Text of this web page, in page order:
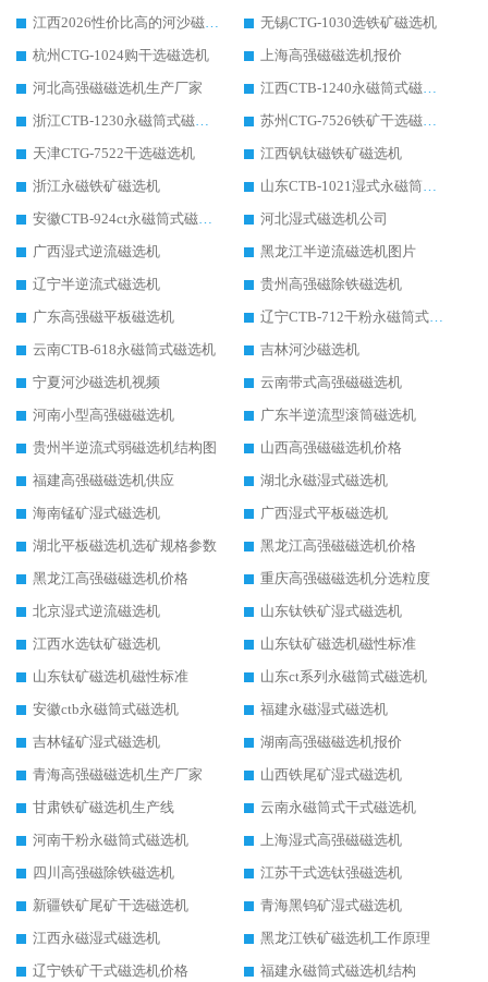
江西2026性价比高的河沙磁选机生产厂家工作原理(通俗 + 专业双版，适配产品文案/介绍使用)
无锡CTG-1030选铁矿磁选机
杭州CTG-1024购干选磁选机
上海高强磁磁选机报价
河北高强磁磁选机生产厂家
江西CTB-1240永磁筒式磁选机厂家
浙江CTB-1230永磁筒式磁选机生产厂家
苏州CTG-7526铁矿干选磁选机
天津CTG-7522干选磁选机
江西钒钛磁铁矿磁选机
浙江永磁铁矿磁选机
山东CTB-1021湿式永磁筒式磁选机
安徽CTB-924ct永磁筒式磁选机
河北湿式磁选机公司
广西湿式逆流磁选机
黑龙江半逆流磁选机图片
辽宁半逆流式磁选机
贵州高强磁除铁磁选机
广东高强磁平板磁选机
辽宁CTB-712干粉永磁筒式磁选机
云南CTB-618永磁筒式磁选机
吉林河沙磁选机
宁夏河沙磁选机视频
云南带式高强磁磁选机
河南小型高强磁磁选机
广东半逆流型滚筒磁选机
贵州半逆流式弱磁选机结构图
山西高强磁磁选机价格
福建高强磁磁选机供应
湖北永磁湿式磁选机
海南锰矿湿式磁选机
广西湿式平板磁选机
湖北平板磁选机选矿规格参数
黑龙江高强磁磁选机价格
黑龙江高强磁磁选机价格
重庆高强磁磁选机分选粒度
北京湿式逆流磁选机
山东钛铁矿湿式磁选机
江西水选钛矿磁选机
山东钛矿磁选机磁性标准
山东钛矿磁选机磁性标准
山东ct系列永磁筒式磁选机
安徽ctb永磁筒式磁选机
福建永磁湿式磁选机
吉林锰矿湿式磁选机
湖南高强磁磁选机报价
青海高强磁磁选机生产厂家
山西铁尾矿湿式磁选机
甘肃铁矿磁选机生产线
云南永磁筒式干式磁选机
河南干粉永磁筒式磁选机
上海湿式高强磁磁选机
四川高强磁除铁磁选机
江苏干式选钛强磁选机
新疆铁矿尾矿干选磁选机
青海黑钨矿湿式磁选机
江西永磁湿式磁选机
黑龙江铁矿磁选机工作原理
辽宁铁矿干式磁选机价格
福建永磁筒式磁选机结构